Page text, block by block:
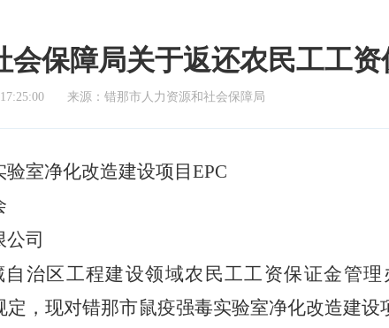
会保障局关于返还农民工工
来源：错那市人力资源和社会保障局
室净化改造建设项目EPC
司
治区工程建设领域农民工工资保证金管
，现对错那市鼠疫强毒实验室净化改造建设